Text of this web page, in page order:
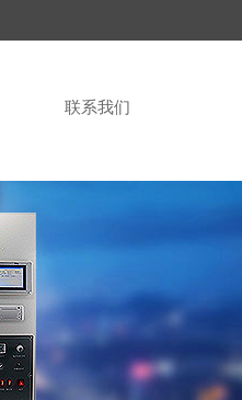
联系我们